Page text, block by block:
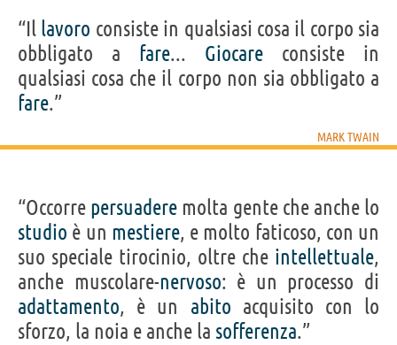
“Il lavoro consiste in qualsiasi cosa il corpo sia
obbligato a fare... Giocare consiste in
qualsiasi cosa che il corpo non sia obbligato a
fare.”
MARK TWAIN
“Occorre persuadere molta gente che anche lo
studio è un mestiere, e molto faticoso, con un
suo speciale tirocinio, oltre che intellettuale,
anche muscolare-nervoso: è un processo di
adattamento, è un abito acquisito con lo
sforzo, la noia e anche la sofferenza.”